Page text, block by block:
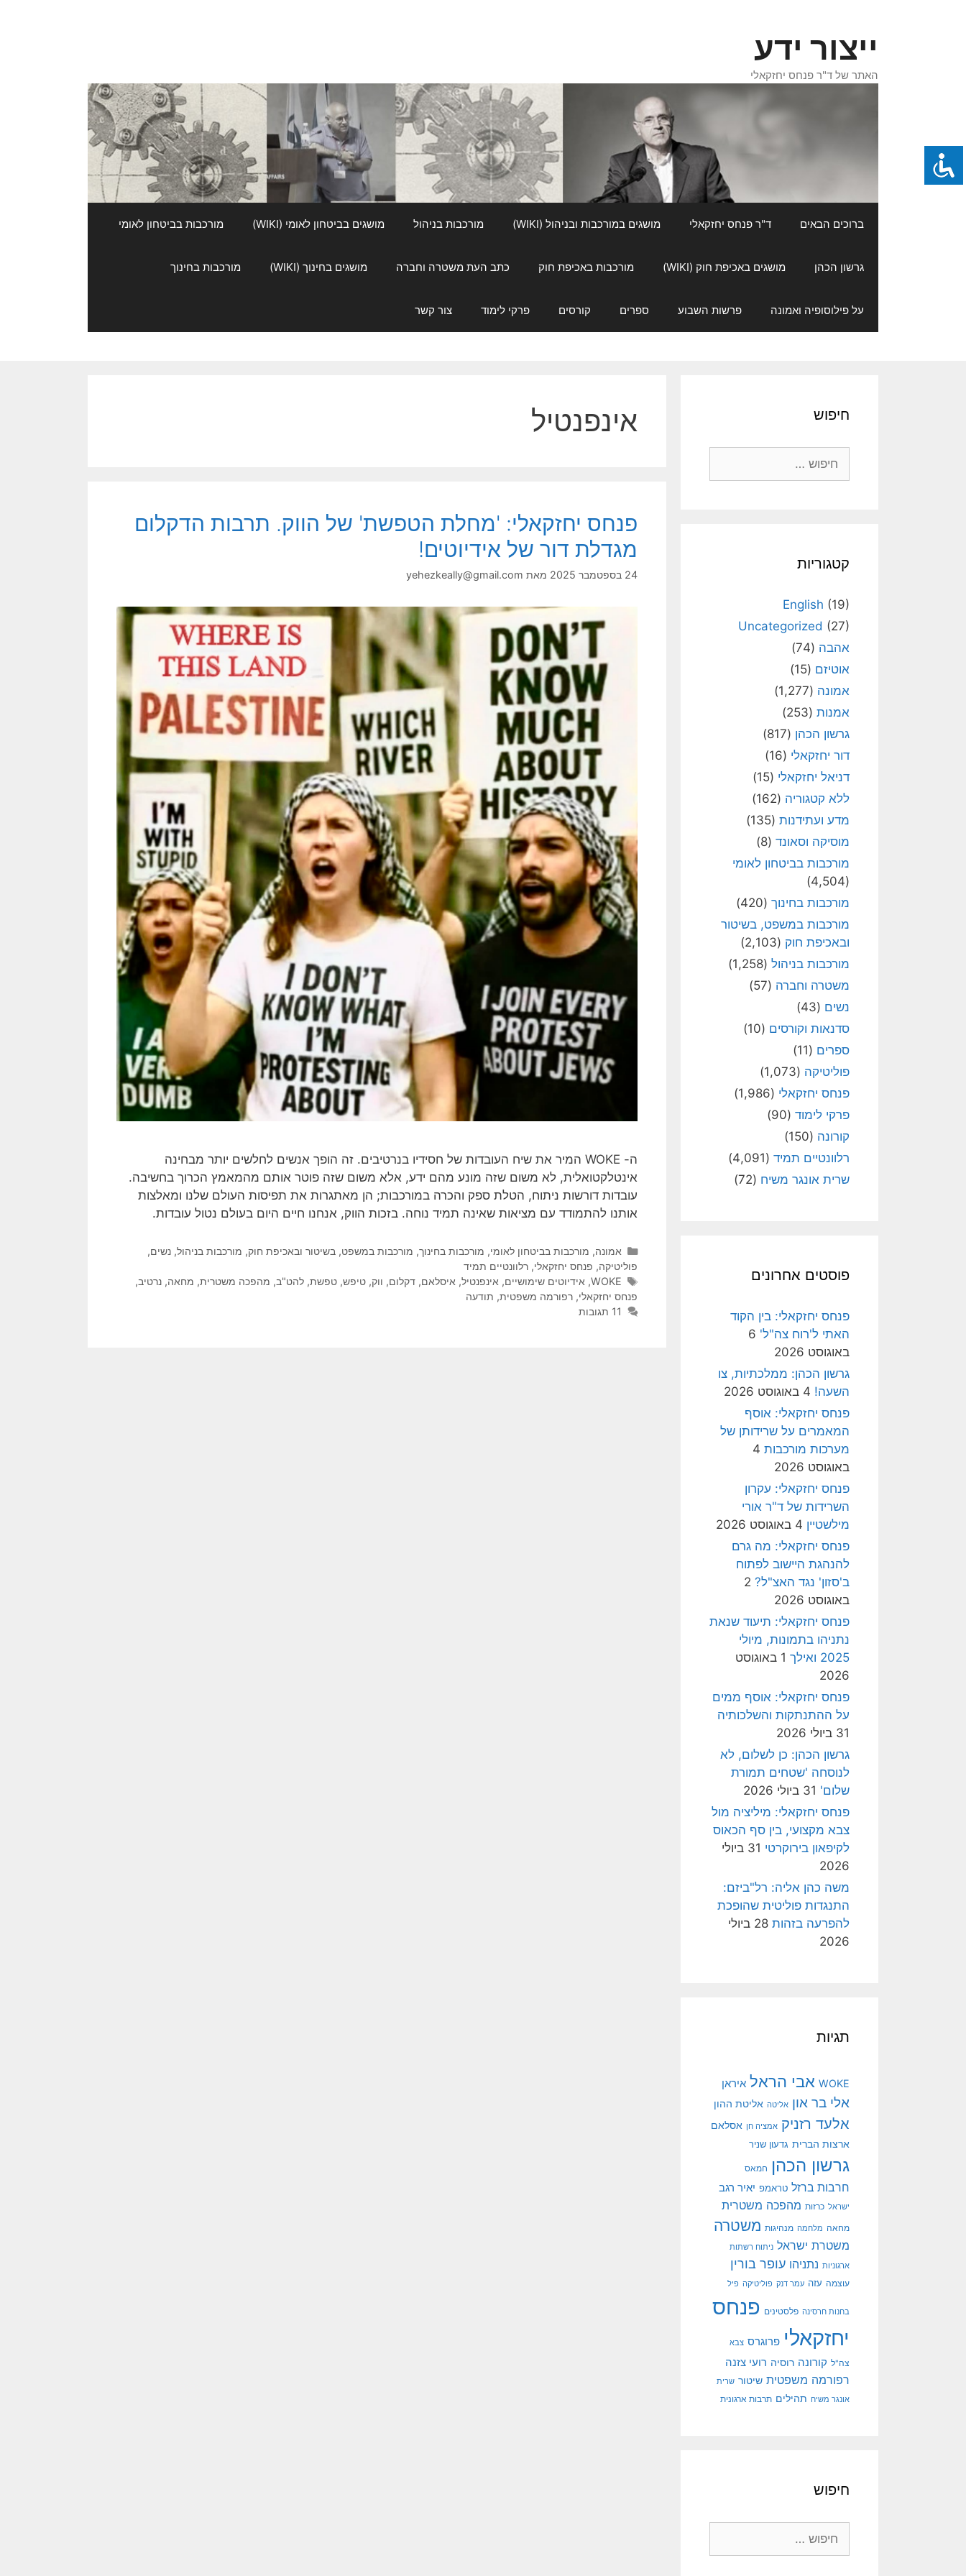
ייצור ידע
האתר של ד"ר פנחס יחזקאלי
ברוכים הבאים ד"ר פנחס יחזקאלי מושגים במורכבות ובניהול (WIKI) מורכבות בניהול מושגים בביטחון לאומי (WIKI) מורכבות בביטחון לאומי
גרשון הכהן מושגים באכיפת חוק (WIKI) מורכבות באכיפת חוק כתב העת משטרה וחברה מושגים בחינוך (WIKI) מורכבות בחינוך
על פילוסופיה ואמונה פרשות השבוע ספרים קורסים פרקי לימוד צור קשר
אינפנטיל
פנחס יחזקאלי: 'מחלת הטפשת' של הווק. תרבות הדקלום
מגדלת דור של אידיוטים!
24 בספטמבר 2025 מאת yehezkeally@gmail.com
ה- WOKE המיר את שיח העובדות של חסידיו בנרטיבים. זה הופך אנשים לחלשים יותר מבחינה
אינטלקטואלית, לא משום שזה מונע מהם ידע, אלא משום שזה פוטר אותם מהמאמץ הכרוך בחשיבה.
עובדות דורשות ניתוח, הטלת ספק והכרה במורכבות; הן מאתגרות את תפיסות העולם שלנו ומאלצות
אותנו להתמודד עם מציאות שאינה תמיד נוחה. בזכות הווק, אנחנו חיים היום בעולם נטול עובדות.
קטגוריות
אמונה, מורכבות בביטחון לאומי, מורכבות בחינוך, מורכבות במשפט, בשיטור ובאכיפת חוק, מורכבות בניהול, נשים,
פוליטיקה, פנחס יחזקאלי, רלוונטיים תמיד
תגיות
WOKE
, אידיוטים שימושיים, אינפנטיל, איסלאם, דקלום, ווק, טיפש, טפשת, להט"ב, מהפכה משטרית, מחאה, נרטיב,
פנחס יחזקאלי, רפורמה משפטית, תודעה
11 תגובות
חיפוש
קטגוריות
English (19)
Uncategorized (27)
אהבה (74)
אוטיזם (15)
אמונה (1,277)
אמנות (253)
גרשון הכהן (817)
דור יחזקאלי (16)
דניאל יחזקאלי (15)
ללא קטגוריה (162)
מדע ועתידנות (135)
מוסיקה וסאונד (8)
מורכבות בביטחון לאומי
(4,504)
מורכבות בחינוך (420)
מורכבות במשפט, בשיטור
ובאכיפת חוק (2,103)
מורכבות בניהול (1,258)
משטרה וחברה (57)
נשים (43)
סדנאות וקורסים (10)
ספרים (11)
פוליטיקה (1,073)
פנחס יחזקאלי (1,986)
פרקי לימוד (90)
קורונה (150)
רלוונטיים תמיד (4,091)
שרית אונגר משיח (72)
פוסטים אחרונים
פנחס יחזקאלי: בין הקוד
האתי ל'רוח צה"ל' 6
באוגוסט 2026
גרשון הכהן: ממלכתיות, צו
השעה! 4 באוגוסט 2026
פנחס יחזקאלי: אוסף
המאמרים על שרידותן של
מערכות מורכבות 4
באוגוסט 2026
פנחס יחזקאלי: עקרון
השרידות של ד"ר אורי
מילשטיין 4 באוגוסט 2026
פנחס יחזקאלי: מה גרם
להנהגת היישוב לפתוח
ב'סזון' נגד האצ"ל? 2
באוגוסט 2026
פנחס יחזקאלי: תיעוד שנאת
נתניהו בתמונות, מיולי
2025 ואילך
1 באוגוסט
2026
פנחס יחזקאלי: אוסף ממים
על ההתנתקות והשלכותיה
31 ביולי 2026
גרשון הכהן: כן לשלום, לא
לנוסחה 'שטחים תמורת
שלום' 31 ביולי 2026
פנחס יחזקאלי: מיליציה מול
צבא מקצועי, בין סף הכאוס
לקיפאון בירוקרטי
31 ביולי
2026
משה כהן אליה: רל"ביזם:
התנגדות פוליטית שהופכת
להפרעה בזהות
28 ביולי
2026
תגיות
WOKE אבי הראל איראן
אלי בר און אליטה אליטת ההון
אלעד רזניק אמציה חן אסלאם
ארצות הברית גדעון שניר
גרשון הכהן חמאס
חרבות ברזל טראמפ יאיר רגב
ישראל כרזות מהפכה משטרית
מחאה מלחמה מנהיגות משטרה
משטרת ישראל ניתוח רשתות
ארגוניות נתניהו עופר בורין
עוצמה עזה עמר דנק פוליטיקה פיל
בחנות חרסינה פלסטינים פנחס
יחזקאלי פרוגרס צבא
צה"ל קורונה רוסיה רועי צזנה
רפורמה משפטית שיטור שרית
אונגר משיח תהילים תרבות ארגונית
חיפוש